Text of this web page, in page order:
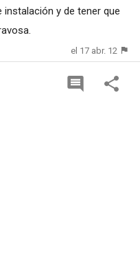
y de tener que
el 17 abr. 12